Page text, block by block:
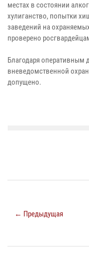
местах в состоянии
хулиганство, попытки
заведений на
проверено
Благодаря оперативным
вневедомственной
допущено.
← Предыдущая